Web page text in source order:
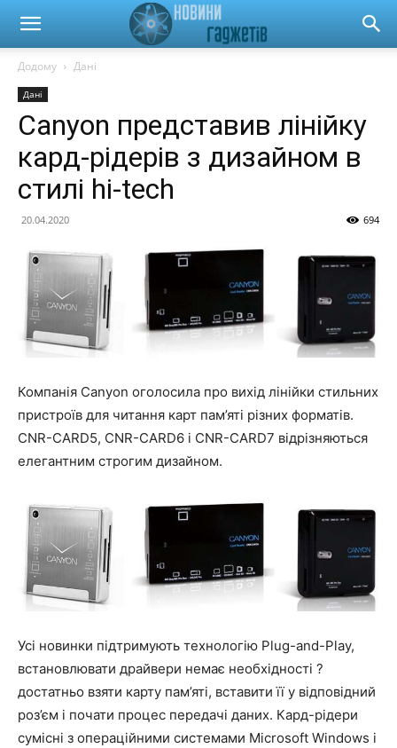
Новини
гаджетів
автомобілів
Додому Дані
Дані
Canyon представив лінійку
кард-рідерів з дизайном в
стилі hi-tech
20.04.2020 694
Компанія Canyon оголосила про вихід лінійки стильних
пристроїв для читання карт пам’яті різних форматів.
CNR-CARD5, CNR-CARD6 і CNR-CARD7 відрізняються
елегантним строгим дизайном.
Усі новинки підтримують технологію Plug-and-Play,
встановлювати драйвери немає необхідності ?
достатньо взяти карту пам’яті, вставити її у відповідний
роз’єм і почати процес передачі даних. Кард-рідери
сумісні з операційними системами Microsoft Windows і